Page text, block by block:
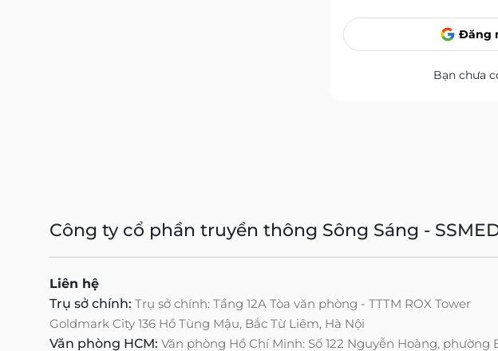
Đăng
Bạn chưa
Công ty cổ phần truyền thông Sông Sáng -
Liên hệ
Trụ sở chính: Trụ sở chính: Tầng 12A Tòa văn phòng - TTTM ROX Tower
Goldmark City 136 Hồ Tùng Mậu, Bắc Từ Liêm, Hà Nội
Văn phòng HCM: Văn phòng Hồ Chí Minh: Số 122 Nguyễn Hoàng, phường